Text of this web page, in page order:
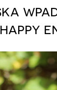
happy